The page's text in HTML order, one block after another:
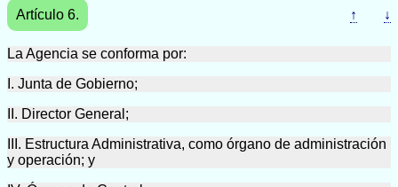
Artículo 6.
↑ ↓
La Agencia se conforma por:
I. Junta de Gobierno;
II. Director General;
III. Estructura Administrativa, como órgano de administración
y operación; y